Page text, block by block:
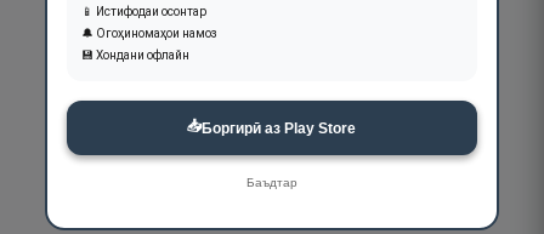
📱 Истифодаи осонтар
🔔 Огоҳиномаҳои намоз
💾 Хондани офлайн
📥Боргирӣ аз Play Store
Баъдтар